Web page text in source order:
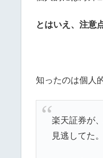
とはいえ、注意
知ったのは個人
楽天証券が
見逃してた